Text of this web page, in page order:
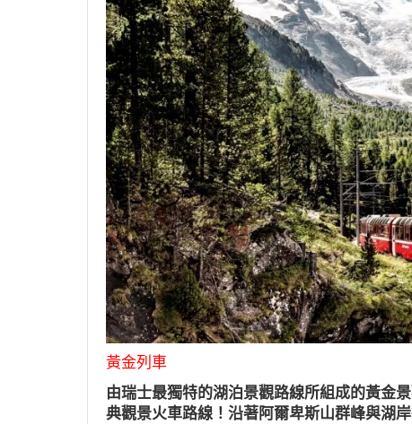
黃金列車
由瑞士最獨特的湖泊景觀路線所組成的黃金
典觀景火車路線！沿著阿爾卑斯山群峰與湖